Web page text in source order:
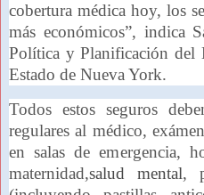
cobertura médica hoy, los
más económicos”, indica
Política y Planificación del
Estado de Nueva York.
Todos estos seguros
regulares al médico,
en salas de emergencia,
maternidad,salud mental,